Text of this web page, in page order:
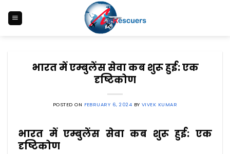
content
भारत में एम्बुलेंस सेवा कब शुरू हुई: एक
दृष्टिकोण
POSTED ON FEBRUARY 6, 2024 BY VIVEK KUMAR
भारत में एम्बुलेंस सेवा कब शुरू हुई: एक
दृष्टिकोण